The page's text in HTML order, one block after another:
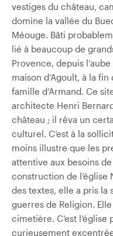
vestiges du château,
domine la vallée du
Méouge. Bâti
lié à beaucoup de
Provence, depuis l’aube
maison d’Agoult, à la
famille d’Armand. Ce
architecte Henri
château ; il rêva un
culturel. C’est à la
moins illustre que les
attentive aux besoins
construction de l’église
des textes, elle a pris la
guerres de Religion.
cimetière. C’est l’église
curieusement